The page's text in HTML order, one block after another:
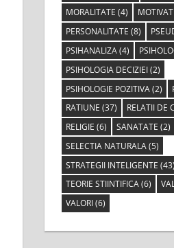
MORALITATE (4)
PERSONALITATE (8)
PSIHANALIZA(4)
PSIHOLOGIA DECIZIEI(2)
PSIHOLOGIE POZITIVA(2)
RATIUNE (37) RELATII DE
RELIGIE (6) SANATATE (2)
SELECTIA NATURALA(5)
STRATEGII INTELIGENTE (43)
TEORIE STIINTIFICA(6)
VALORI(6)